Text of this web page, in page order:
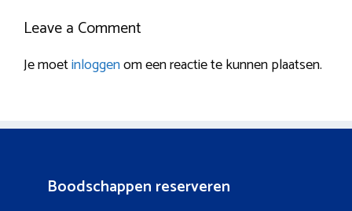
Leave a Comment
Je moetinloggenom een reactie te kunnen plaatsen.
Boodschappen reserveren